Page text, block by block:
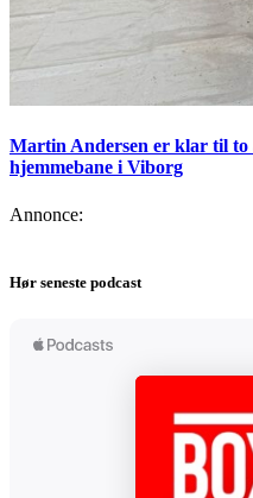
Martin Andersen er klar til to
hjemmebane i Viborg
Annonce:
Hør seneste podcast